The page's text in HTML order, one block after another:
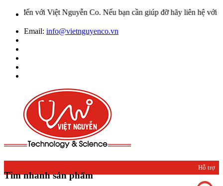
Việt Nguyễn Co. Nếu bạn cần giúp đỡ hãy liên hệ với chúng tôi
Email: info@vietnguyenco.vn
Tìm nhanh sản phẩm
Hỗ trợ
khách